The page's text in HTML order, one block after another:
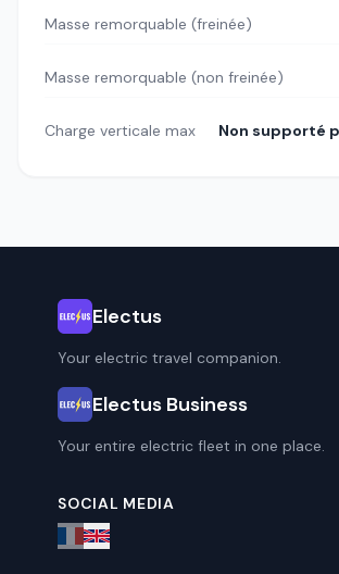
Masse remorquable (freinée)
Masse remorquable (non freinée)
Charge verticale max Non supporté
Electus
Your electric travel companion.
Electus Business
Your entire electric fleet in one place.
SOCIAL MEDIA